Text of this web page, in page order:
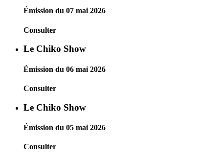
Émission du 07 mai 2026
Consulter
Le Chiko Show
Émission du 06 mai 2026
Consulter
Le Chiko Show
Émission du 05 mai 2026
Consulter